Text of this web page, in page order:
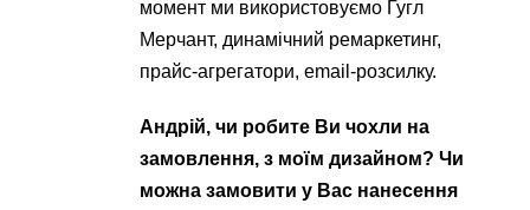
момент ми використовуємо Гугл
Мерчант, динамічний ремаркетинг,
прайс-агрегатори, email-розсилку.
Андрій, чи робите Ви чохли на
замовлення, з моїм дизайном? Чи
можна замовити у Вас нанесення